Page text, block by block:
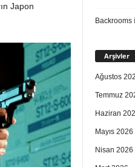
Japon
Backrooms
Arşivler
Ağustos
Temmuz
Haziran
Mayıs 2026
Nisan 2026